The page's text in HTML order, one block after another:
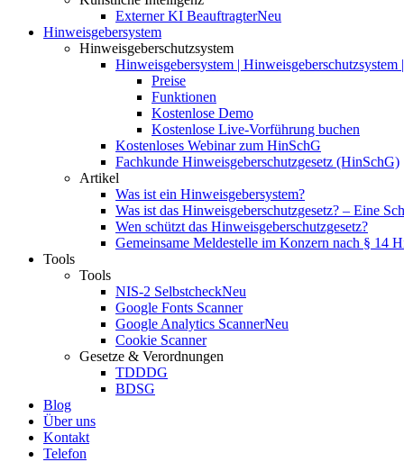
Externer KI BeauftragterNeu
Hinweisgebersystem
Hinweisgeberschutzsystem
Hinweisgebersystem | Hinweisgeberschutzsystem
Preise
Funktionen
Kostenlose Demo
Kostenlose Live-Vorführung buchen
Kostenloses Webinar zum HinSchG
Fachkunde Hinweisgeberschutzgesetz (HinSchG)
Artikel
Was ist ein Hinweisgebersystem?
Was ist das Hinweisgeberschutzgesetz? – Eine
Wen schützt das Hinweisgeberschutzgesetz?
Gemeinsame Meldestelle im Konzern nach § 14
Tools
Tools
NIS-2 SelbstcheckNeu
Google Fonts Scanner
Google Analytics ScannerNeu
Cookie Scanner
Gesetze & Verordnungen
TDDDG
BDSG
Blog
Über uns
Kontakt
Telefon